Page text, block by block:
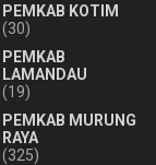
PEMKAB KOTIM
(30)
PEMKAB
LAMANDAU
(19)
PEMKAB MURUNG
RAYA
(325)